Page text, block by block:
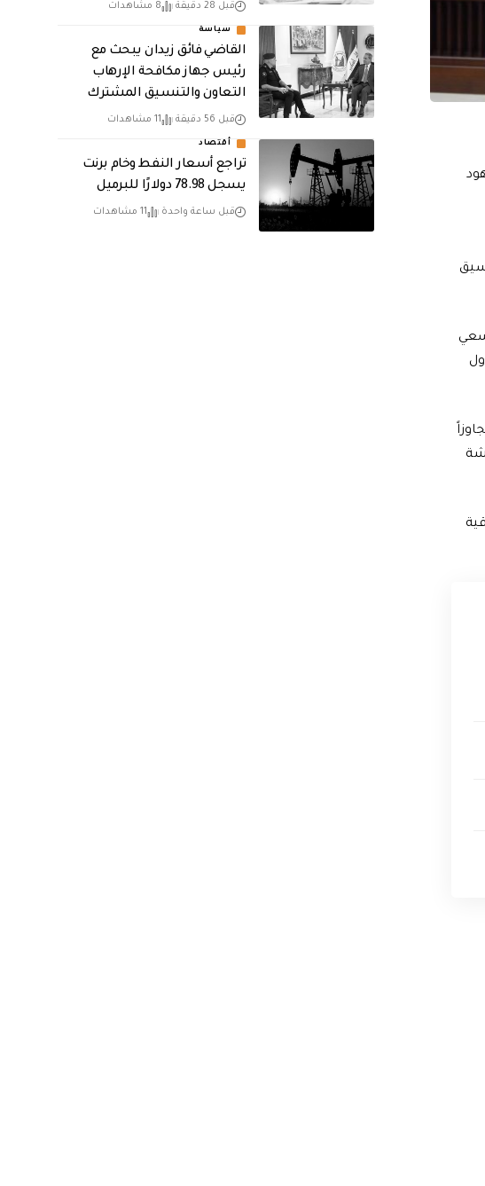
سعي
قبل 28 دقيقة 8 مشاهدات
سياسة
القاضي فائق زيدان يبحث مع
رئيس جهاز مكافحة الإرهاب
التعاون والتنسيق المشترك
قبل 56 دقيقة 11 مشاهدات
أقتصاد
تراجع أسعار النفط وخام برنت
يسجل 78.98 دولارًا للبرميل
قبل ساعة واحدة 11 مشاهدات